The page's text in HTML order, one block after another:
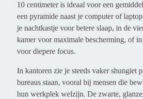
10 centimeter is ideaal voor een
een pyramide naast je computer of
je nachtkastje voor betere slaap, in de
kamer voor maximale bescherming, of
voor diepere focus.
In kantoren zie je steeds vaker shungiet
bureaus staan, vooral bij mensen die
hun werkplek welzijn. De zwarte,